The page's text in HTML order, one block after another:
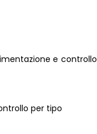
e controllo
per tipo